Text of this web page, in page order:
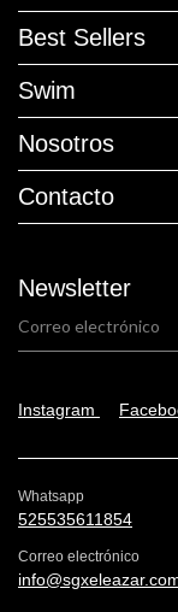
Best Sellers
Swim
Nosotros
Contacto
Newsletter
Instagram
Whatsapp
525535611854
Correo electrónico